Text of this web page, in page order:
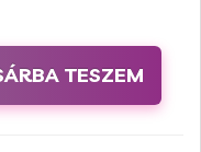
TESZEM